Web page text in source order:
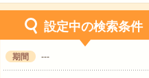
設定中の検索条件
期間 ---